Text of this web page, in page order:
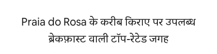
Praia do Rosa के करीब किराए पर उपलब्ध
ब्रेकफ़ास्ट वाली टॉप-रेटेड जगह